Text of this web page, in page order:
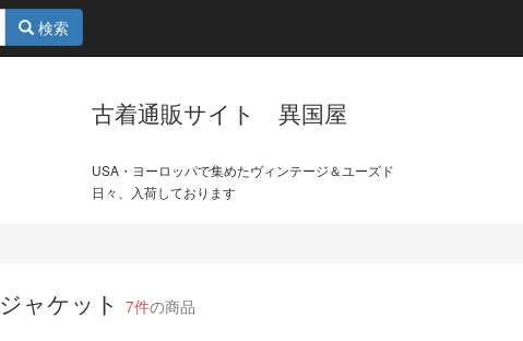
検索
古着通販サイト 異国屋
USA・ヨーロッパで集めたヴィンテージ＆ユーズド
日々、入荷しております
ジャケット 7件の商品